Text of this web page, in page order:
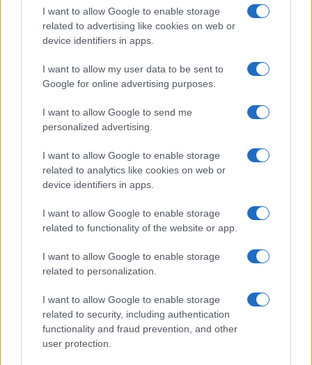
I want to allow Google to enable storage
related to advertising like cookies on web or
device identifiers in apps.
I want to allow my user data to be sent to
Google for online advertising purposes.
I want to allow Google to send me
personalized advertising.
I want to allow Google to enable storage
related to analytics like cookies on web or
device identifiers in apps.
I want to allow Google to enable storage
related to functionality of the website or app.
I want to allow Google to enable storage
related to personalization.
I want to allow Google to enable storage
related to security, including authentication
functionality and fraud prevention, and other
user protection.
LIFESTYLE
Francisco
Matteo Pellegrino · 6 Ago 2026
LIFESTYLE